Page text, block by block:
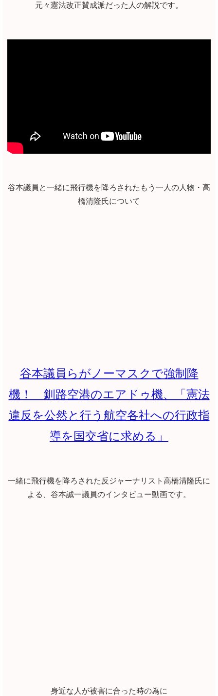
元々憲法改正賛成派だった人の解説です。
谷本議員と一緒に飛行機を降ろされたもう一人の人物・高
橋清隆氏について
谷本議員らがノーマスクで強制降
機！ 釧路空港のエアドゥ機、「憲法
違反を公然と行う航空各社への行政指
導を国交省に求める」
一緒に飛行機を降ろされた反ジャーナリスト高橋清隆氏に
よる、谷本誠一議員のインタビュー動画です。
身近な人が被害に合った時の為に